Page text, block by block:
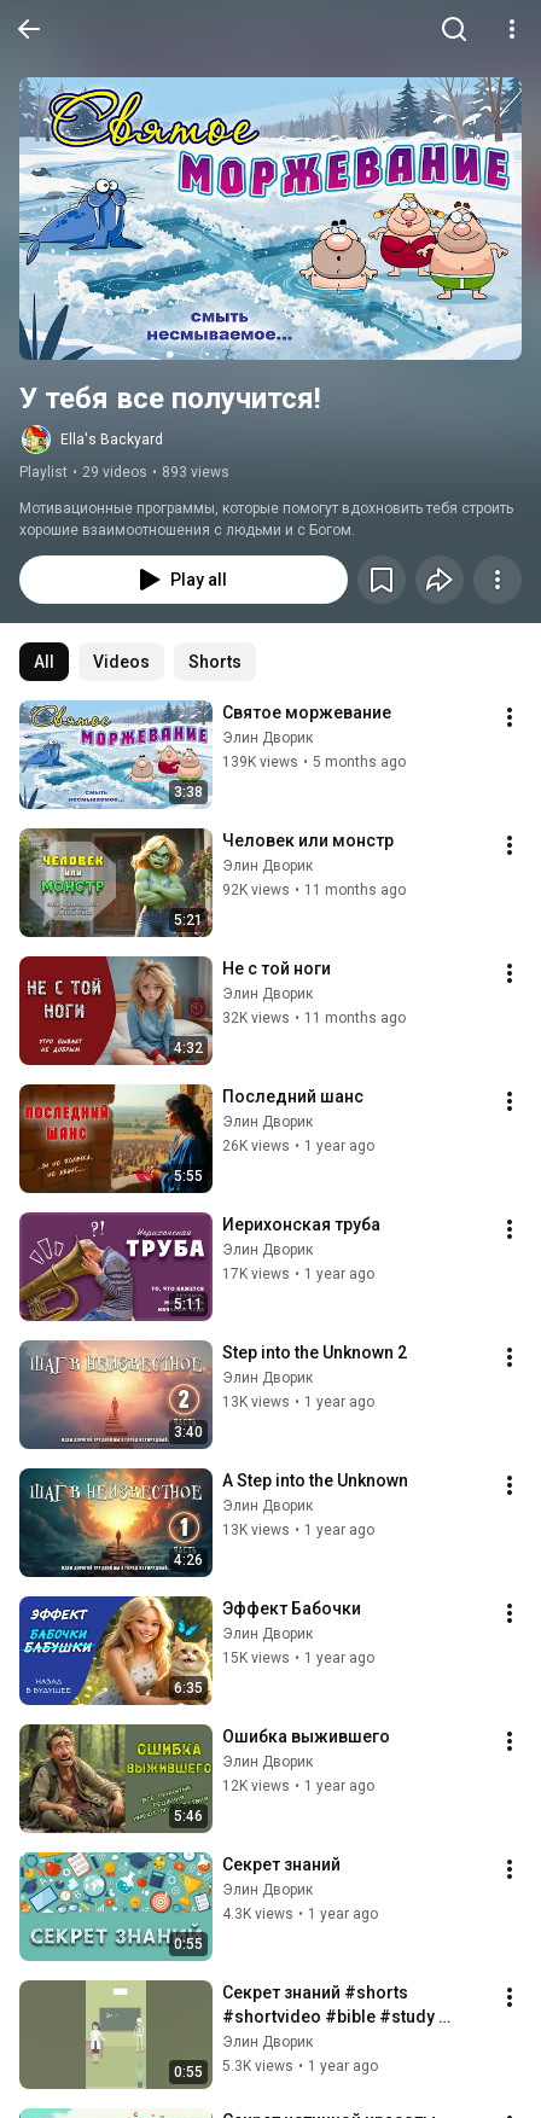
У тебя все получится!
Ella's Backyard
Playlist • 29 videos • 893 views
Мотивационные программы, которые помогут вдохновить тебя строить
хорошие взаимоотношения с людьми и с Богом.
Play all
All Videos Shorts
3:38
Святое моржевание
Элин Дворик
139K views • 5 months ago
5:21
Человек или монстр
Элин Дворик
92K views • 11 months ago
4:32
Не с той ноги
Элин Дворик
32K views • 11 months ago
5:55
Последний шанс
Элин Дворик
26K views • 1 year ago
5:11
Иерихонская труба
Элин Дворик
17K views • 1 year ago
3:40
Step into the Unknown 2
Элин Дворик
13K views • 1 year ago
4:26
A Step into the Unknown
Элин Дворик
13K views • 1 year ago
6:35
Эффект Бабочки
Элин Дворик
15K views • 1 year ago
5:46
Ошибка выжившего
Элин Дворик
12K views • 1 year ago
0:55
Секрет знаний
Элин Дворик
4.3K views • 1 year ago
0:55
Секрет знаний #shorts
#shortvideo #bible #study
#деньзнаний
Элин Дворик
5.3K views • 1 year ago